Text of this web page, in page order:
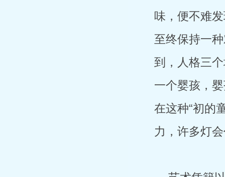
味，便不难
至终保持一
到，人格三
一个婴孩，
在这种“初的
力，许多灯